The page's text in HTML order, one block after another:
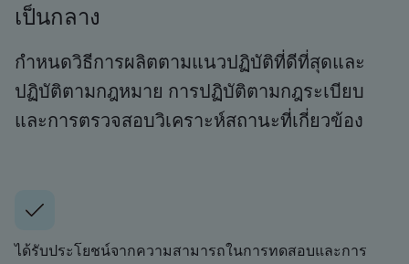
เป็นกลาง
กำหนดวิธีการผลิตตามแนวปฏิบัติที่ดีที่สุดและ
ปฏิบัติตามกฎหมาย การปฏิบัติตามกฎระเบียบ
และการตรวจสอบวิเคราะห์สถานะที่เกี่ยวข้อง
ได้รับประโยชน์จากความสามารถในการทดสอบและการ